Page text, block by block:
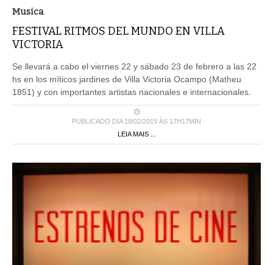
Musica
FESTIVAL RITMOS DEL MUNDO EN VILLA
VICTORIA
Se llevará a cabo el viernes 22 y sábado 23 de febrero a las 22
hs en los míticos jardines de Villa Victoria Ocampo (Matheu
1851) y con importantes artistas nacionales e internacionales.
PUBLICADO DIA 18/02/2019 ÀS 17H17MIN
LEIA MAIS ...